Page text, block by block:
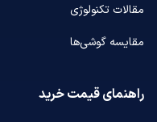
مقالات تکنولوژی
مقایسه گوشی‌ها
راهنمای قیمت خرید